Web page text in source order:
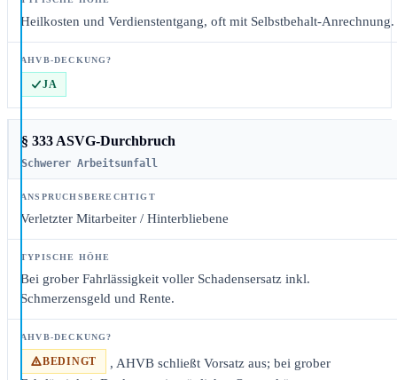
Heilkosten und Verdienstentgang, oft mit Selbstbehalt-Anrechnung.
JA
§ 333 ASVG-Durchbruch
Schwerer Arbeitsunfall
Verletzter Mitarbeiter / Hinterbliebene
Bei grober Fahrlässigkeit voller Schadensersatz inkl.
Schmerzensgeld und Rente.
BEDINGT
, AHVB schließt Vorsatz aus; bei grober